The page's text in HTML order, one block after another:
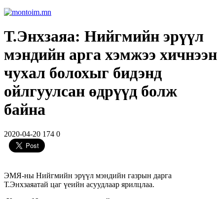
Т.Энхзаяа: Нийгмийн эрүүл
мэндийн арга хэмжээ хичнээн
чухал болохыг бидэнд
ойлгуулсан өдрүүд болж
байна
2020-04-20 174 0
ЭМЯ-ны Нийгмийн эрүүл мэндийн газрын дарга
Т.Энхзаяатай цаг үеийн асуудлаар ярилцлаа.